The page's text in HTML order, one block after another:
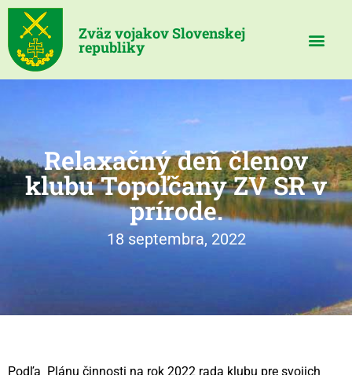
Zväz vojakov Slovenskej
republiky
Relaxačný deň členov
klubu Topoľčany ZV SR v
prírode.
18 septembra, 2022
Podľa Plánu činnosti na rok 2022 rada klubu pre svojich